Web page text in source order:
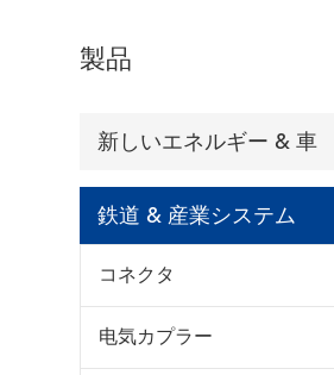
製品
新しいエネルギー & 車
鉄道 & 産業システム
コネクタ
电気カプラー